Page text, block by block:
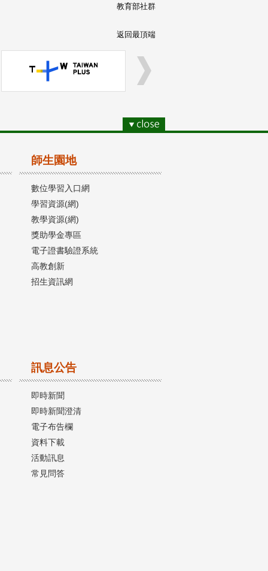
教育部社群
返回最頂端
師生園地
數位學習入口網
學習資源(網)
教學資源(網)
獎助學金專區
電子證書驗證系統
高教創新
招生資訊網
訊息公告
即時新聞
即時新聞澄清
電子布告欄
資料下載
活動訊息
常見問答